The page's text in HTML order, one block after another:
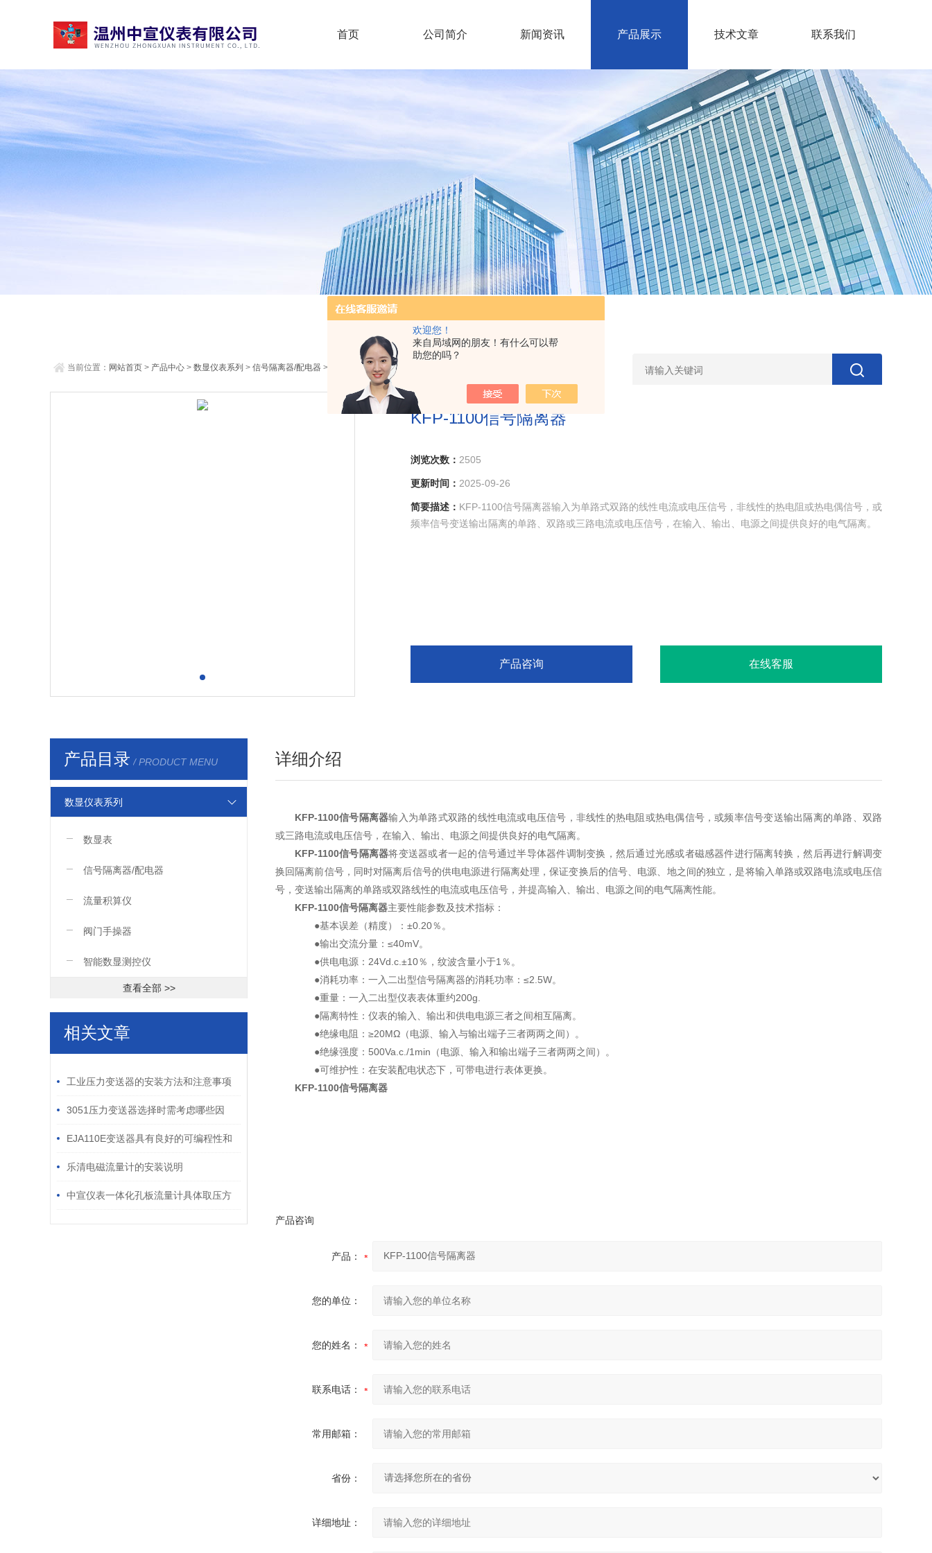
欢迎您！
来自局域网的朋友！有什么可以帮
助您的吗？
首页 公司简介 新闻资讯 产品展示 技术文章 联系我们
当前位置： 网站首页 > 产品中心 > 数显仪表系列 > 信号隔离器/配电器 > KFP-1100信号隔离器
KFP-1100信号隔离器
浏览次数： 2505
更新时间： 2025-09-26
简要描述： KFP-1100信号隔离器输入为单路式双路的线性电流或电压信号，非线性的热电阻或热电偶信号，或
频率信号变送输出隔离的单路、双路或三路电流或电压信号，在输入、输出、电源之间提供良好的电气隔离。
产品咨询 在线客服
产品目录 / PRODUCT MENU
数显仪表系列
数显表
信号隔离器/配电器
流量积算仪
阀门手操器
智能数显测控仪
查看全部 >>
相关文章
工业压力变送器的安装方法和注意事项
说明3051压力变送器选择时需考虑哪些因
素？EJA110E变送器具有良好的可编程性和
智能化功能
乐清电磁流量计的安装说明
中宣仪表一体化孔板流量计具体取压方
详细介绍
KFP-1100信号隔离器输入为单路式双路的线性电流或电压信号，非线性的热电阻或热电偶信号，或频率信号变送输出隔离的单路、双路
或三路电流或电压信号，在输入、输出、电源之间提供良好的电气隔离。
KFP-1100信号隔离器将变送器或者一起的信号通过半导体器件调制变换，然后通过光感或者磁感器件进行隔离转换，然后再进行解调变
换回隔离前信号，同时对隔离后信号的供电电源进行隔离处理，保证变换后的信号、电源、地之间的独立，是将输入单路或双路电流或电压信
号，变送输出隔离的单路或双路线性的电流或电压信号，并提高输入、输出、电源之间的电气隔离性能。
KFP-1100信号隔离器主要性能参数及技术指标：
●基本误差（精度）：±0.20％。
●输出交流分量：≤40mV。
●供电电源：24Vd.c.±10％，纹波含量小于1％。
●消耗功率：一入二出型信号隔离器的消耗功率：≤2.5W。
●重量：一入二出型仪表表体重约200g.
●隔离特性：仪表的输入、输出和供电电源三者之间相互隔离。
●绝缘电阻：≥20MΩ（电源、输入与输出端子三者两两之间）。
●绝缘强度：500Va.c./1min（电源、输入和输出端子三者两两之间）。
●可维护性：在安装配电状态下，可带电进行表体更换。
KFP-1100信号隔离器
产品咨询
产品：
您的单位：
您的姓名：
联系电话：
常用邮箱：
省份：
详细地址：